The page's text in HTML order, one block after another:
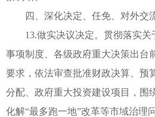
四、深化决定、任免、对外交
13.做实决议决定。贯彻落实
事项制度、各级政府重大决策出台
要求，依法审查批准财政决算、预
分配、政府重大投资建设项目，围
化解“最多跑一地”改革等市域治理